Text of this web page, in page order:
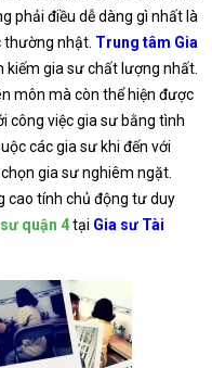
phải điều dễ dàng gì nhất là
thường nhật. Trung tâm Gia
kiếm gia sư chất lượng nhất.
môn mà còn thể hiện được
công việc gia sư bằng tình
các gia sư khi đến với
gia sư nghiêm ngặt.
cao tính chủ động tư duy
quận 4tại Gia sư Tài